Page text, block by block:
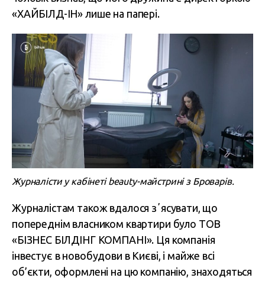
«ХАЙБІЛД-ІН» лише на папері.
Журналісти у кабінеті beauty-майстрині з Броварів.
Журналістам також вдалося зʼясувати, що
попереднім власником квартири було ТОВ
«БІЗНЕС БІЛДІНГ КОМПАНІ». Ця компанія
інвестує в новобудови в Києві, і майже всі
об’єкти, оформлені на цю компанію, знаходяться